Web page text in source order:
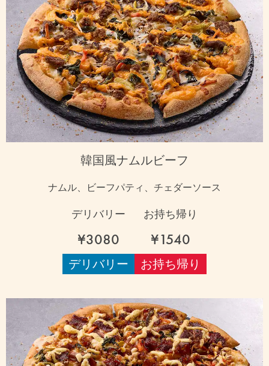
韓国風ナムルビーフ
ナムル、ビーフパティ、チェダーソース
デリバリー
¥3080
デリバリー
お持ち帰り
¥1540
お持ち帰り